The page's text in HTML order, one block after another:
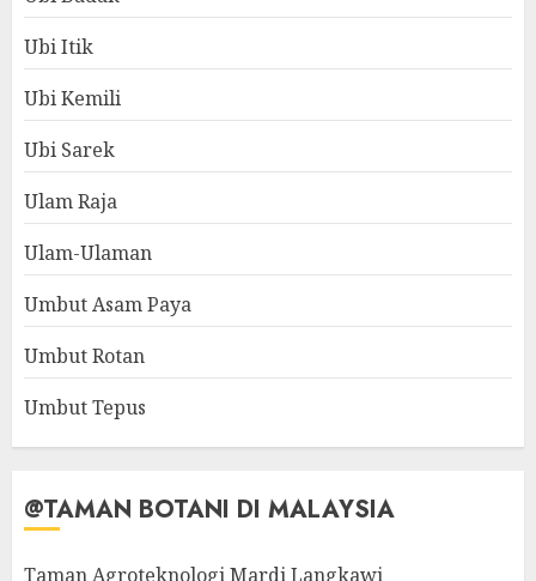
Ubi Itik
Ubi Kemili
Ubi Sarek
Ulam Raja
Ulam-Ulaman
Umbut Asam Paya
Umbut Rotan
Umbut Tepus
@TAMAN BOTANI DI MALAYSIA
Taman Agroteknologi Mardi Langkawi